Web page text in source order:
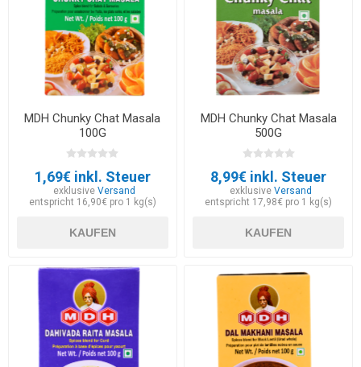
MDH Chunky Chat Masala
100G
1,69€ inkl. Steuer
exklusiveVersand
entspricht 16,90€ pro 1 kg(s)
KAUFEN
MDH Chunky Chat Masala
500G
8,99€ inkl. Steuer
exklusive Versand
entspricht 17,98€ pro 1 kg(s)
KAUFEN